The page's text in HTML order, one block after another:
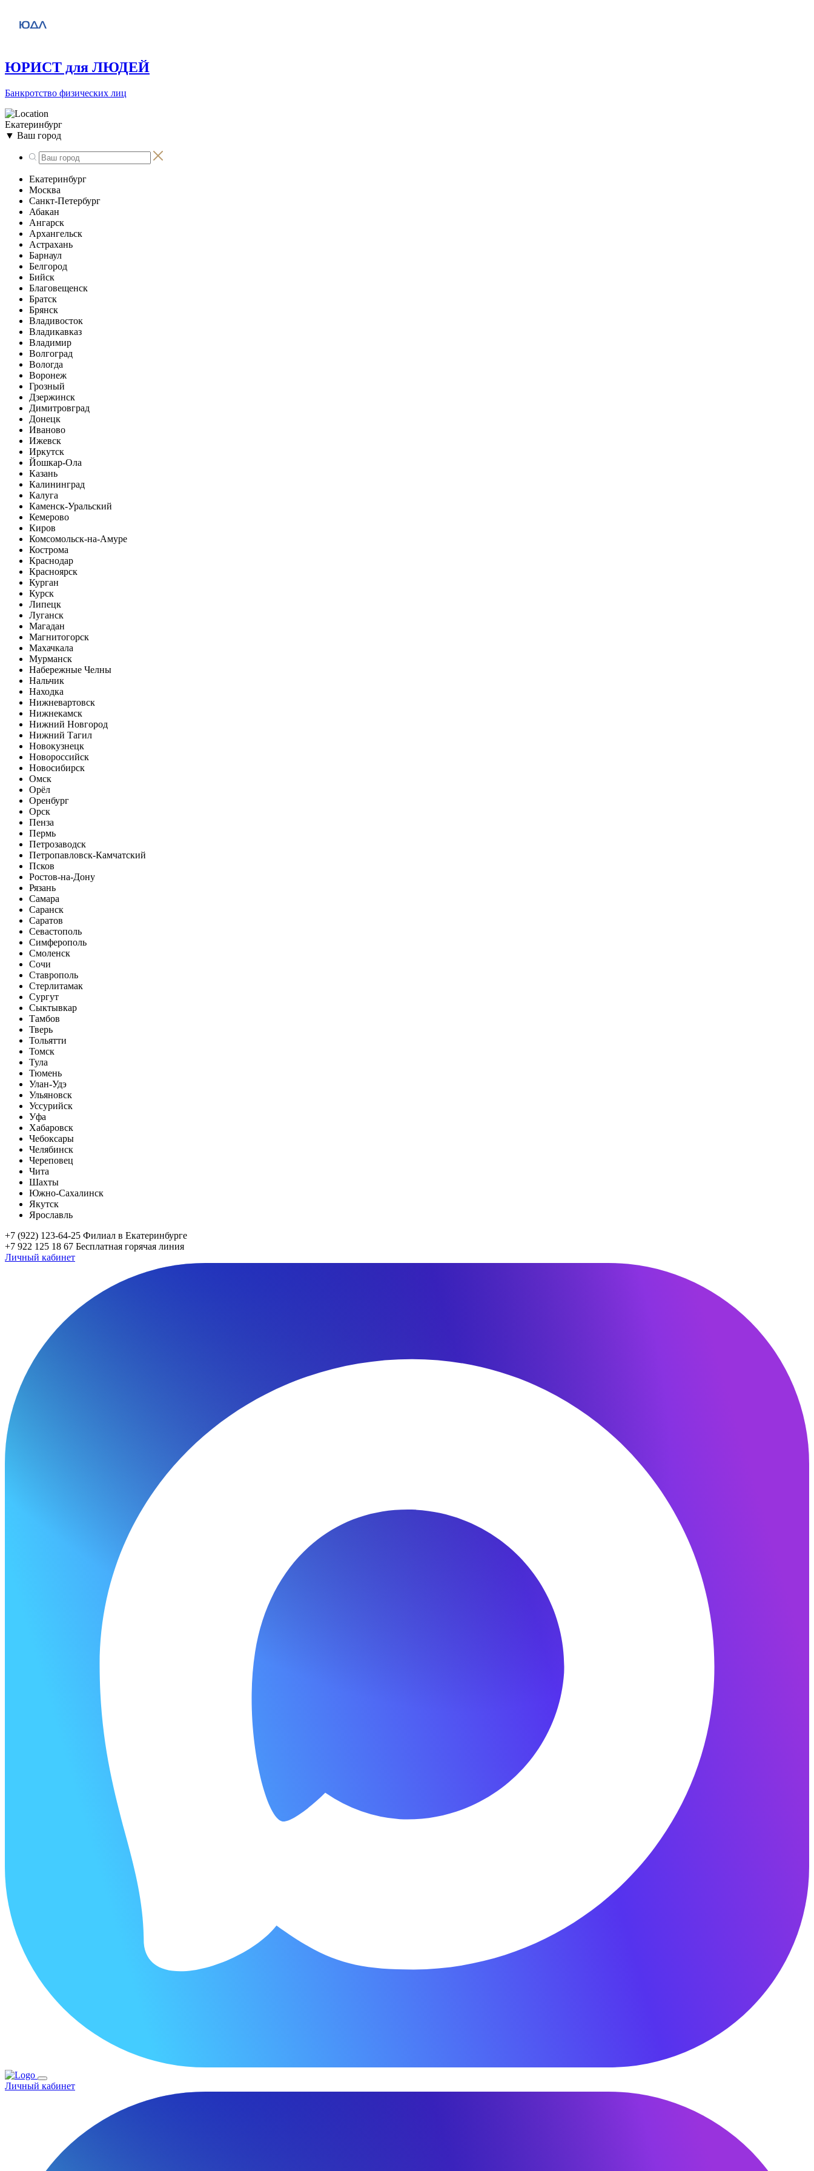
ЮРИСТ для ЛЮДЕЙ
Банкротство физических лиц
Екатеринбург
▼ Ваш город
Екатеринбург
Москва
Санкт-Петербург
Абакан
Ангарск
Архангельск
Астрахань
Барнаул
Белгород
Бийск
Благовещенск
Братск
Брянск
Владивосток
Владикавказ
Владимир
Волгоград
Вологда
Воронеж
Грозный
Дзержинск
Димитровград
Донецк
Иваново
Ижевск
Иркутск
Йошкар-Ола
Казань
Калининград
Калуга
Каменск-Уральский
Кемерово
Киров
Комсомольск-на-Амуре
Кострома
Краснодар
Красноярск
Курган
Курск
Липецк
Луганск
Магадан
Магнитогорск
Махачкала
Мурманск
Набережные Челны
Нальчик
Находка
Нижневартовск
Нижнекамск
Нижний Новгород
Нижний Тагил
Новокузнецк
Новороссийск
Новосибирск
Омск
Орёл
Оренбург
Орск
Пенза
Пермь
Петрозаводск
Петропавловск-Камчатский
Псков
Ростов-на-Дону
Рязань
Самара
Саранск
Саратов
Севастополь
Симферополь
Смоленск
Сочи
Ставрополь
Стерлитамак
Сургут
Сыктывкар
Тамбов
Тверь
Тольятти
Томск
Тула
Тюмень
Улан-Удэ
Ульяновск
Уссурийск
Уфа
Хабаровск
Чебоксары
Челябинск
Череповец
Чита
Шахты
Южно-Сахалинск
Якутск
Ярославль
+7 (922) 123-64-25 Филиал в Екатеринбурге
+7 922 125 18 67 Бесплатная горячая линия
Личный кабинет
Личный кабинет